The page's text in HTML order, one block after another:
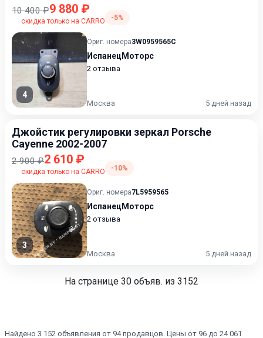
10 400 ₽9 880 ₽
скидка только на CARRO -5%
4
Ориг. номера3W0959565C
ИспанецМоторс
2 отзыва
Москва 5 дней назад
Джойстик регулировки зеркал Porsche
Cayenne 2002-2007
2 900 ₽2 610 ₽
скидка только на CARRO -10%
3
Ориг. номера7L5959565
ИспанецМоторс
2 отзыва
Москва 5 дней назад
На странице 30 объяв. из 3152
Найдено 3 152 объявления от 94 продавцов. Цены от 96 до 24 061